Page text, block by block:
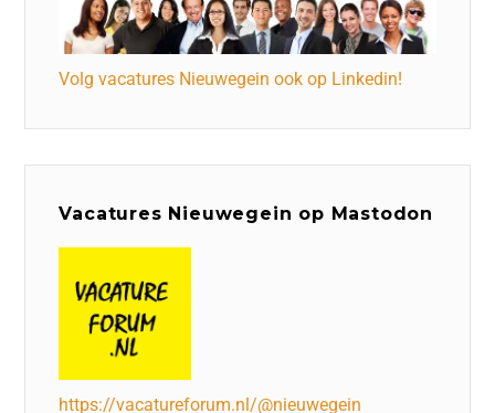
Volg vacatures Nieuwegein ook op Linkedin!
Vacatures Nieuwegein op Mastodon
https://vacatureforum.nl/@nieuwegein